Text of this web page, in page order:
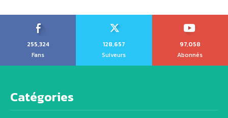
255,324
Fans
128,657
Suiveurs
97,058
Abonnés
Catégories